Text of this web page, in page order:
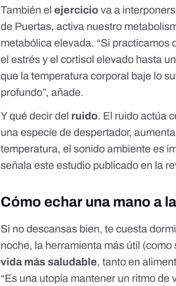
También elejercicio va a
de Puertas, activa nuestro
metabólica elevada. “Si practicamos
el estrés y el cortisol elevado hasta
que la temperatura corporal baje lo
profundo”, añade.
Y qué decir del ruido. El ruido actúa
una especie de despertador,
temperatura, el sonido ambiente es
señalaeste estudio publicado en la
Cómo echar una mano a
Si no descansas bien, te cuesta
noche, la herramienta más útil (como
vida más saludable, tanto en
“Es una utopía mantener un ritmo